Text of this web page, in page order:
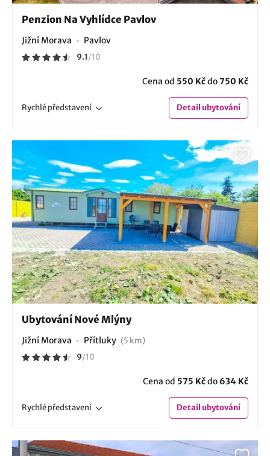
Penzion Na Vyhlídce Pavlov
Jižní Morava Pavlov
9.1/10
Cena od 550 Kčdo750 Kč
Rychlépředstavení Detailubytování
Ubytování Nové Mlýny
Jižní Morava Přítluky (5 km)
9/10
Cena od 575 Kčdo 634 Kč
Rychlépředstavení Detailubytování